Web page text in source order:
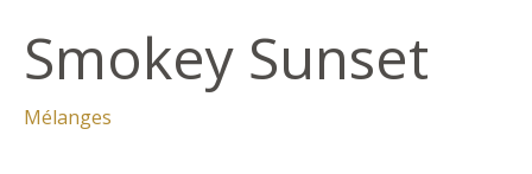
Smokey Sunset
Mélanges